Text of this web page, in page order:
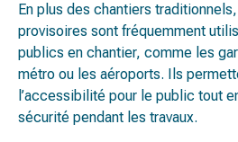
En plus des chantiers
provisoires sont fréquemment
publics en chantier, comme les
métro ou les aéroports. Ils
l’accessibilité pour le public tout
sécurité pendant les travaux​.